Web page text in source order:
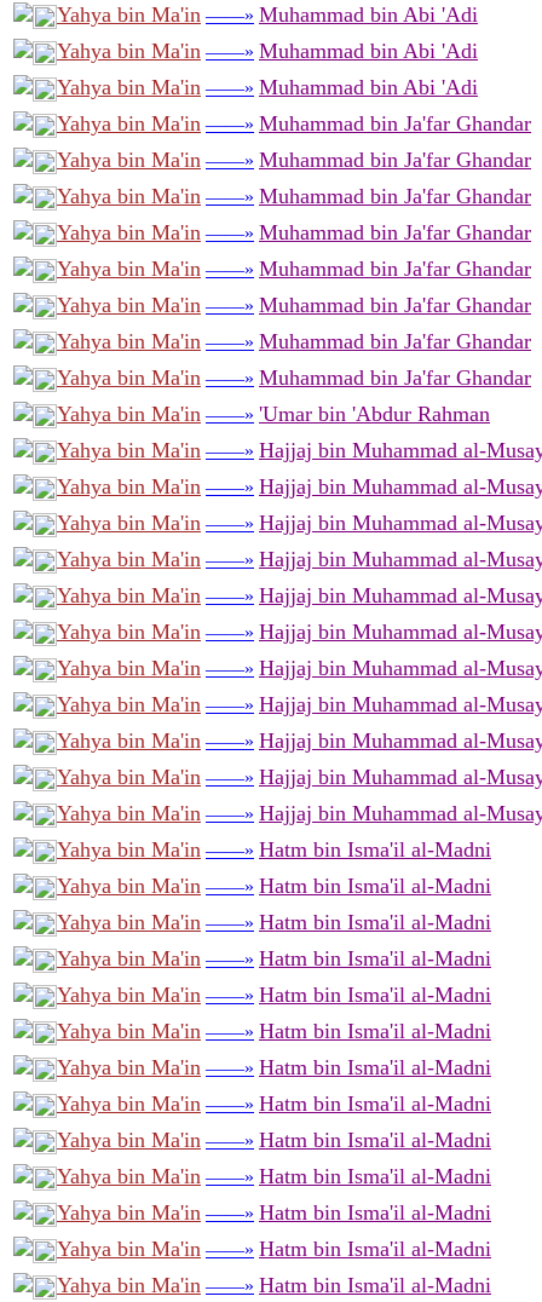
Yahya bin Ma'in ——» Muhammad bin Abi 'Adi
Yahya bin Ma'in ——» Muhammad bin Abi 'Adi
Yahya bin Ma'in ——» Muhammad bin Abi 'Adi
Yahya bin Ma'in ——» Muhammad bin Ja'far Ghandar
Yahya bin Ma'in ——» Muhammad bin Ja'far Ghandar
Yahya bin Ma'in ——» Muhammad bin Ja'far Ghandar
Yahya bin Ma'in ——» Muhammad bin Ja'far Ghandar
Yahya bin Ma'in ——» Muhammad bin Ja'far Ghandar
Yahya bin Ma'in ——» Muhammad bin Ja'far Ghandar
Yahya bin Ma'in ——» Muhammad bin Ja'far Ghandar
Yahya bin Ma'in ——» Muhammad bin Ja'far Ghandar
Yahya bin Ma'in ——» 'Umar bin 'Abdur Rahman
Yahya bin Ma'in ——» Hajjaj bin Muhammad al-
Yahya bin Ma'in ——» Hajjaj bin Muhammad al-
Yahya bin Ma'in ——» Hajjaj bin Muhammad al-
Yahya bin Ma'in ——» Hajjaj bin Muhammad al-
Yahya bin Ma'in ——» Hajjaj bin Muhammad al-
Yahya bin Ma'in ——» Hajjaj bin Muhammad al-
Yahya bin Ma'in ——» Hajjaj bin Muhammad al-
Yahya bin Ma'in ——» Hajjaj bin Muhammad al-
Yahya bin Ma'in ——» Hajjaj bin Muhammad al-
Yahya bin Ma'in ——» Hajjaj bin Muhammad al-
Yahya bin Ma'in ——» Hajjaj bin Muhammad al-
Yahya bin Ma'in ——» Hatm bin Isma'il al-Madni
Yahya bin Ma'in ——» Hatm bin Isma'il al-Madni
Yahya bin Ma'in ——» Hatm bin Isma'il al-Madni
Yahya bin Ma'in ——» Hatm bin Isma'il al-Madni
Yahya bin Ma'in ——» Hatm bin Isma'il al-Madni
Yahya bin Ma'in ——» Hatm bin Isma'il al-Madni
Yahya bin Ma'in ——» Hatm bin Isma'il al-Madni
Yahya bin Ma'in ——» Hatm bin Isma'il al-Madni
Yahya bin Ma'in ——» Hatm bin Isma'il al-Madni
Yahya bin Ma'in ——» Hatm bin Isma'il al-Madni
Yahya bin Ma'in ——» Hatm bin Isma'il al-Madni
Yahya bin Ma'in ——» Hatm bin Isma'il al-Madni
Yahya bin Ma'in ——» Hatm bin Isma'il al-Madni